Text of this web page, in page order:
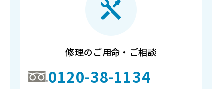
修理のご用命・ご相談
0120-38-1134